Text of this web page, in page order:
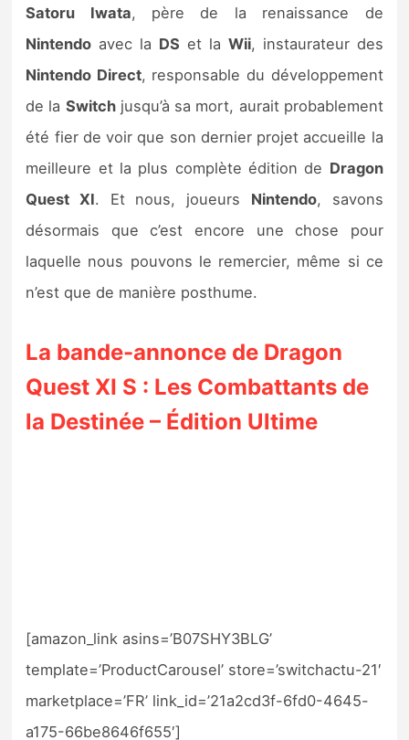
Satoru Iwata, père de la renaissance de
Nintendo avec la DS et la Wii, instaurateur des
Nintendo Direct, responsable du développement
de la Switchjusqu’à sa mort, aurait probablement
été fier de voir que son dernier projet accueille la
meilleure et la plus complète édition de Dragon
Quest XI. Et nous, joueurs Nintendo, savons
désormais que c’est encore une chose pour
laquelle nous pouvons le remercier, même si ce
n’est que de manière posthume.
La bande-annonce de Dragon
Quest XI S : Les Combattants de
la Destinée – Édition Ultime
[amazon_link asins=’B07SHY3BLG’
template=’ProductCarousel’ store=’switchactu-21′
marketplace=’FR’ link_id=’21a2cd3f-6fd0-4645-
a175-66be8646f655′]